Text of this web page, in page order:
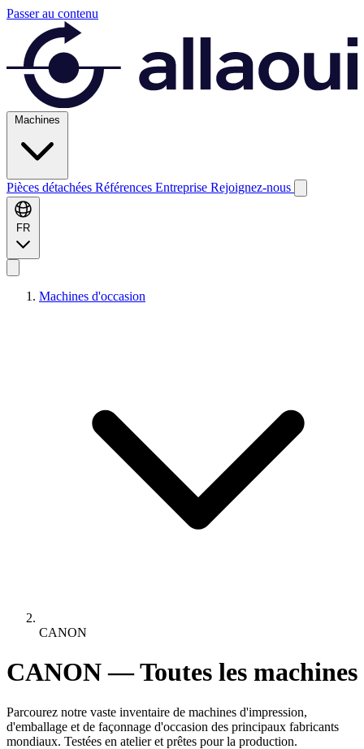
Passer au contenu
Machines
Pièces détachées Références Entreprise Rejoignez-nous
FR
Machines d'occasion
CANON
CANON — Toutes les machines
Parcourez notre vaste inventaire de machines d'impression,
d'emballage et de façonnage d'occasion des principaux fabricants
mondiaux. Testées en atelier et prêtes pour la production.